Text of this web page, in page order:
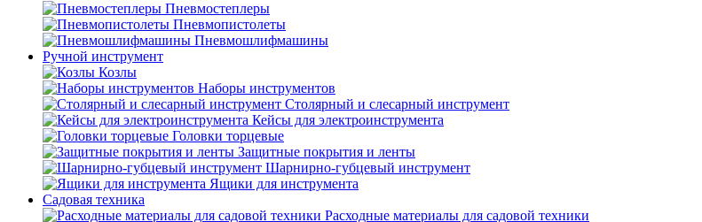
Пневмостеплеры
Пневмопистолеты
Пневмошлифмашины
Ручной инструмент
Козлы
Наборы инструментов
Столярный и слесарный инструмент
Кейсы для электроинструмента
Головки торцевые
Защитные покрытия и ленты
Шарнирно-губцевый инструмент
Ящики для инструмента
Садовая техника
Расходные материалы для садовой техники